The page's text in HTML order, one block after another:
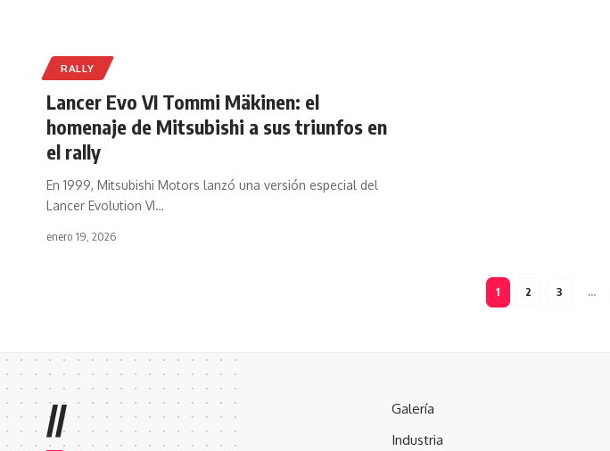
RALLY
Lancer Evo VI Tommi Mäkinen: el
homenaje de Mitsubishi a sus triunfos en
el rally
En 1999, Mitsubishi Motors lanzó una versión especial del
Lancer Evolution VI…
enero 19, 2026
1 2 3 …
//
Galería
Industria